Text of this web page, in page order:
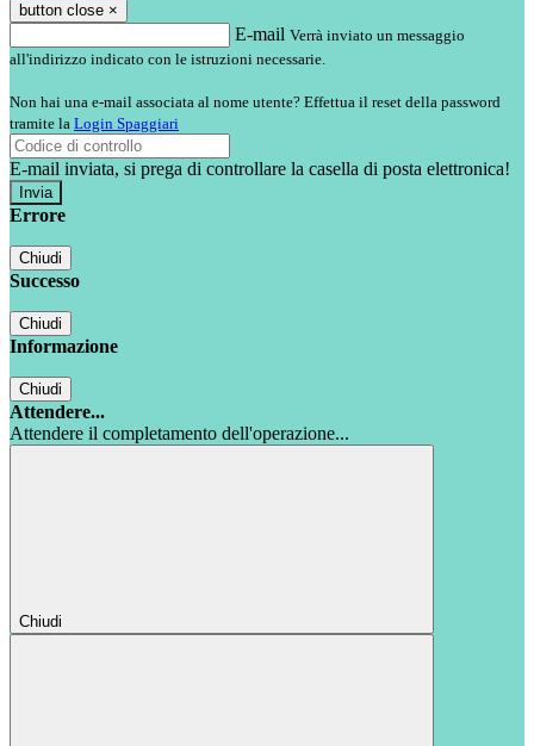
button close ×
E-mail Verrà inviato un messaggio
all'indirizzo indicato con le istruzioni necessarie.
Non hai una e-mail associata al nome utente? Effettua il reset della password
tramite la Login Spaggiari
E-mail inviata, si prega di controllare la casella di posta elettronica!
Errore
Chiudi
Successo
Chiudi
Informazione
Chiudi
Attendere...
Attendere il completamento dell'operazione...
Chiudi